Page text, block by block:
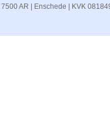
AR | Enschede | KVK